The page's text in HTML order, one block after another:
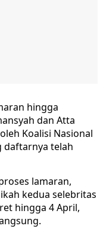
hingga
dan Atta
Koalisi Nasional
daftarnya telah
lamaran,
kedua selebritas
hingga 4 April,